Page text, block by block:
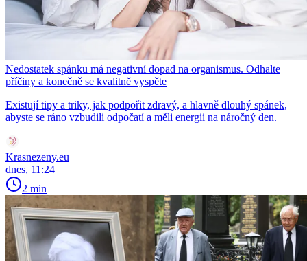
Nedostatek spánku má negativní dopad na organismus. Odhalte
příčiny a konečně se kvalitně vyspěte
Existují tipy a triky, jak podpořit zdravý, a hlavně dlouhý spánek,
abyste se ráno vzbudili odpočatí a měli energii na náročný den.
Krasnezeny.eu
dnes, 11:24
2 min